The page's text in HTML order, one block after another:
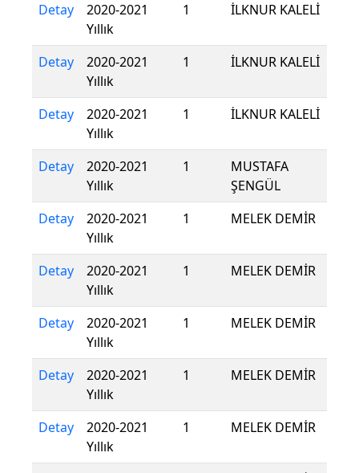
Detay
2020-2021
Yıllık
1 İLKNUR KALELİ
Detay
2020-2021
Yıllık
1 İLKNUR KALELİ
Detay
2020-2021
Yıllık
1 İLKNUR KALELİ
Detay
2020-2021
Yıllık
1
MUSTAFA
ŞENGÜL
Detay
2020-2021
Yıllık
1 MELEK DEMİR
Detay
2020-2021
Yıllık
1 MELEK DEMİR
Detay
2020-2021
Yıllık
1 MELEK DEMİR
Detay
2020-2021
Yıllık
1 MELEK DEMİR
Detay
2020-2021
Yıllık
1 MELEK DEMİR